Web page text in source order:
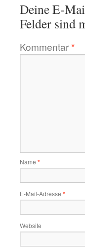
Deine E-
Felder sind
Kommentar*
Name *
E-Mail-Adresse *
Website